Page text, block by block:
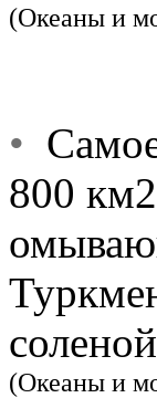
(Океаны и
•
800
(Океаны и